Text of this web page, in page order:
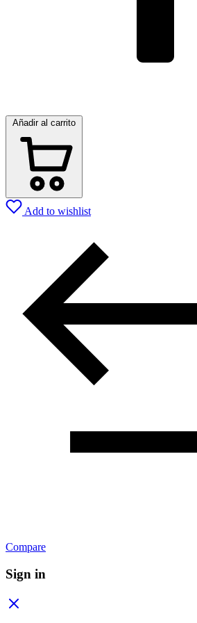
Añadir al carrito
Add to wishlist
Compare
Sign in